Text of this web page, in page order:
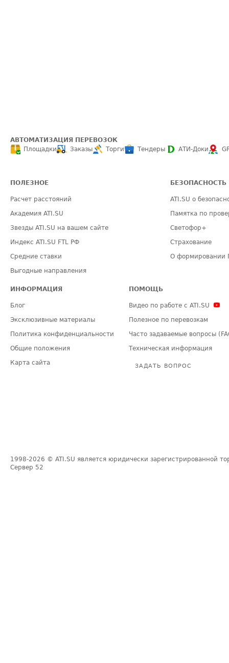
АВТОМАТИЗАЦИЯ ПЕРЕВОЗОК
Площадки
Заказы Торги Тендеры АТИ-Доки
ПОЛЕЗНОЕ
Расчет расстояний
Академия ATI.SU
Звезды ATI.SU на вашем сайте
Индекс ATI.SU FTL РФ
Средние ставки
Выгодные направления
БЕЗОПАСНОСТЬ
ATI.SU о
Памятка по
Светофор+
Страхование
О формировании
ИНФОРМАЦИЯ
Блог
Эксклюзивные материалы
Политика конфиденциальности
Общие положения
Карта сайта
ПОМОЩЬ
Видео по работе с ATI.SU
Полезное по перевозкам
Часто задаваемые вопросы
Техническая информация
ЗАДАТЬ ВОПРОС
1998-2026 © ATI.SU является юридически зарегистрированной
Сервер 52